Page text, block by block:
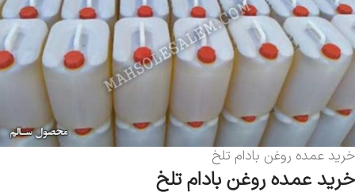
خرید عمده روغن بادام تلخ
خرید عمده روغن بادام تلخ